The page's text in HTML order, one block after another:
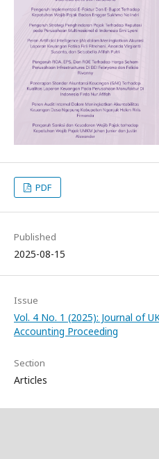
PDF
Published
2025-08-15
Issue
Vol. 4 No. 1 (2025): Journal of
Accounting Proceeding
Section
Articles